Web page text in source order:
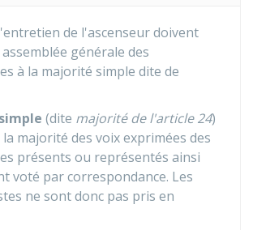
de l'ascenseur doivent
générale des
à la majorité simple dite de
(dite majorité de l'article 24)
majorité des voix exprimées des
présents ou représentés ainsi
voté par correspondance. Les
ne sont donc pas pris en